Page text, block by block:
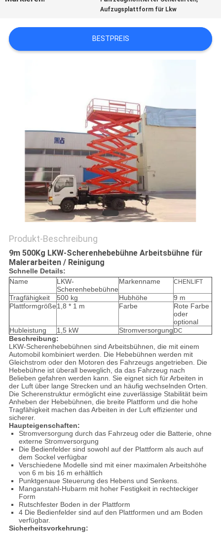
EIN
SITEMAP
Aufzugsplattform für Lkw
BESTPREIS
Produkt-Beschreibung
9m 500Kg LKW-Scherenhebebühne Arbeitsbühne für
Malerarbeiten / Reinigung​
Schnelle Details:
Name
LKW-
Scherenhebebühne
Markenname CHENLIFT
Tragfähigkeit 500 kg Hubhöhe
9 m
Plattformgröße1,8 * 1 m Farbe
Rote Farbe
oder
optional
Hubleistung
1,5 kW Stromversorgung DC
Beschreibung:
LKW-Scherenhebebühnen sind Arbeitsbühnen, die mit einem
Automobil kombiniert werden. Die Hebebühnen werden mit
Gleichstrom oder den Motoren des Fahrzeugs angetrieben. Die
Hebebühne ist überall beweglich, da das Fahrzeug nach
Belieben gefahren werden kann. Sie eignet sich für Arbeiten in
der Luft über lange Strecken und an häufig wechselnden Orten.
Die Scherenstruktur ermöglicht eine zuverlässige Stabilität beim
Anheben der Hebebühnen, die breite Plattform und die hohe
Tragfähigkeit machen das Arbeiten in der Luft effizienter und
sicherer.
Haupteigenschaften:
Stromversorgung durch das Fahrzeug oder die Batterie, ohne
externe Stromversorgung
Die Bedienfelder sind sowohl auf der Plattform als auch auf
dem Sockel verfügbar
Verschiedene Modelle sind mit einer maximalen Arbeitshöhe
von 6 m bis 16 m erhältlich
Punktgenaue Steuerung des Hebens und Senkens.
Manganstahl-Hubarm mit hoher Festigkeit in rechteckiger
Form
Rutschfester Boden in der Plattform
4 Die Bedienfelder sind auf den Plattformen und am Boden
verfügbar.
Sicherheitsvorkehrung: